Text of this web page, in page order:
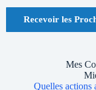
Recevoir les
Mes
Quelles actions